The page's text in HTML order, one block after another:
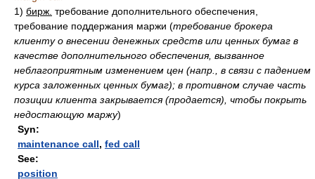
1) бирж. требование дополнительного обеспечения,
требование поддержания маржи (требование брокера
клиенту о внесении денежных средств или ценных бумаг в
качестве дополнительного обеспечения, вызванное
неблагоприятным изменением цен (напр., в связи с падением
курса заложенных ценных бумаг); в противном случае часть
позиции клиента закрывается (продается), чтобы покрыть
недостающую маржу)
Syn:
maintenance call, fed call
See:
position